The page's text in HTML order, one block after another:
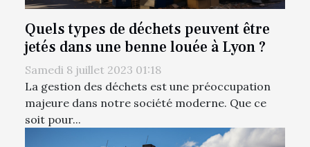
Quels types de déchets peuvent être
jetés dans une benne louée à Lyon ?
Samedi 8 juillet 2023 01:18
La gestion des déchets est une préoccupation
majeure dans notre société moderne. Que ce
soit pour...